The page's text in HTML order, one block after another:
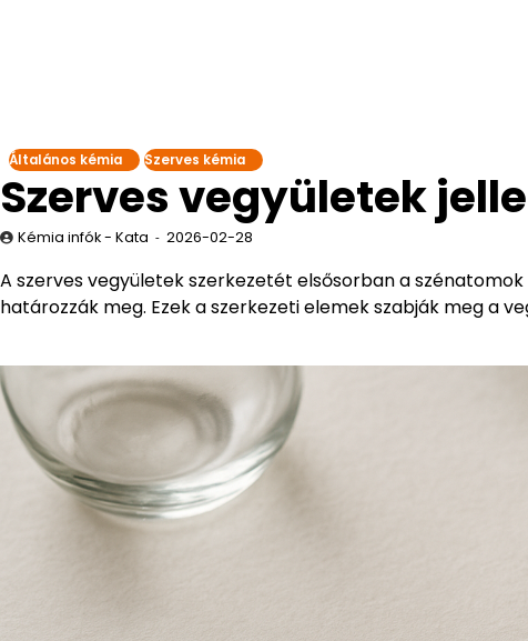
Általános kémia Szerves kémia
Szerves vegyületek
Kémia infók - Kata 2026-02-28
A szerves vegyületek szerkezetét elsősorban a
határozzák meg. Ezek a szerkezeti elemek szabják meg a